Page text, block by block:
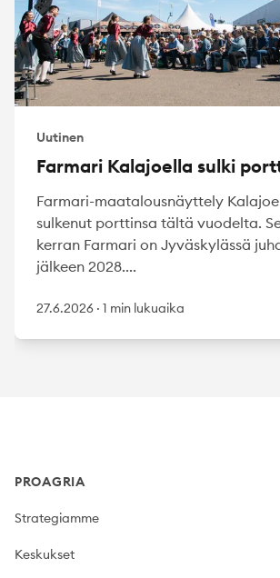
Uutinen
Farmari Kalajoella sulki
Farmari-maatalousnäyttely
sulkenut porttinsa tältä vuodelta.
kerran Farmari on Jyväskylässä
jälkeen 2028....
27.6.2026 · 1 min lukuaika
PROAGRIA
Strategiamme
Keskukset